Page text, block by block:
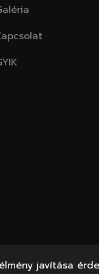
javítása